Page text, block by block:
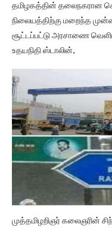
தமிழகத்தின் தலைநகரான
நிலையத்திற்கு மறைந்த
சூட்டப்பட்டு அரசாணை
உதயநிதி ஸ்டாலின்,
முத்தமிழறிஞர் கலைஞரின்